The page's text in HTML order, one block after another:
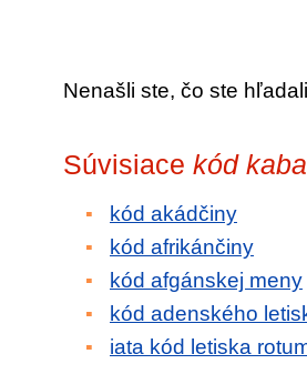
Nenašli ste, čo ste
Súvisiace kód
kód akádčiny
kód afrikánčiny
kód afgánskej meny
kód adenského
iata kód letiska